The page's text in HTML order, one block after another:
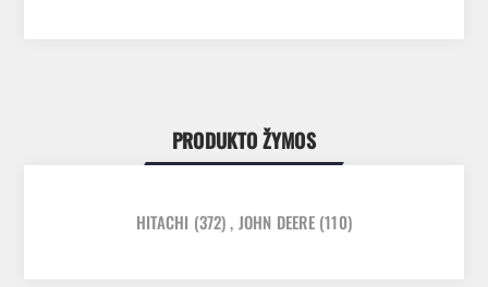
PRODUKTO ŽYMOS
HITACHI (372), JOHN DEERE (110)